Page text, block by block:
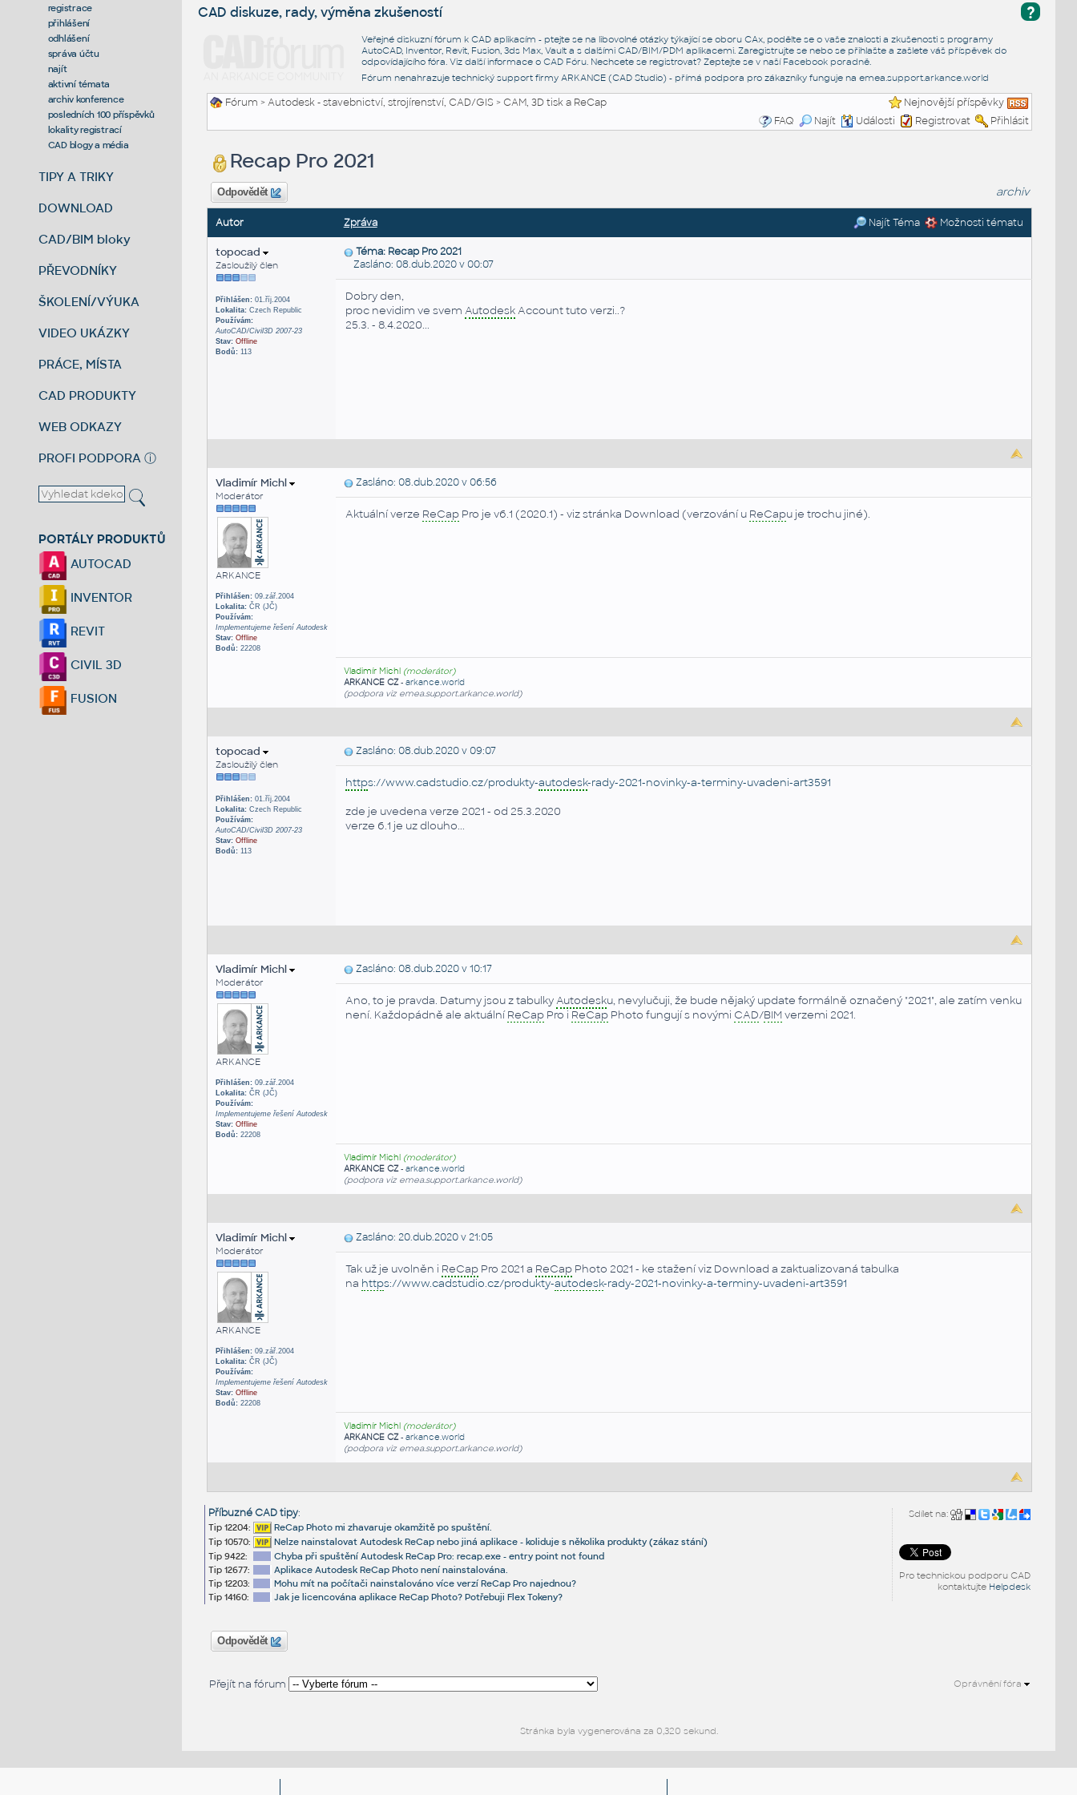
registrace
přihlášení
odhlášení
správa účtu
najít
aktivní témata
archiv konference
posledních 100 příspěvků
lokality registrací
CAD blogy a média
TIPY A TRIKY
DOWNLOAD
CAD/BIM bloky
PŘEVODNÍKY
ŠKOLENÍ/VÝUKA
VIDEO UKÁZKY
PRÁCE, MÍSTA
CAD PRODUKTY
WEB ODKAZY
PROFI PODPORA ⓘ
PORTÁLY PRODUKTŮ
AUTOCAD
INVENTOR
REVIT
CIVIL 3D
FUSION
?
CAD diskuze, rady, výměna zkušeností
Veřejné diskuzní fórum k CAD aplikacím - ptejte se na libovolné otázky týkající se oboru CAx, podělte se o vaše znalosti a zkušenosti s programy
AutoCAD, Inventor, Revit, Fusion, 3ds Max, Vault a s dalšími CAD/BIM/PDM aplikacemi. Zaregistrujte se nebo se přihlašte a zašlete váš příspěvek do
odpovídajícího fóra. Viz další informace o CAD Fóru. Nechcete se registrovat? Zeptejte se v naší Facebook poradně.
Fórum nenahrazuje technický support firmy ARKANCE (CAD Studio) - přímá podpora pro zákazníky funguje na emea.support.arkance.world
Fórum >Autodesk - stavebnictví, strojírenství, CAD/GIS> CAM, 3D tisk a ReCap
Nejnovější příspěvky
FAQ
Najít Události Registrovat Přihlásit
Recap Pro 2021
Odpovědět archiv
Autor Zpráva Najít Téma Možnosti tématu
topocad
Zasloužilý člen
Přihlášen:01.říj.2004
Lokalita:Czech Republic
Používám:
AutoCAD/Civil3D 2007-23
Stav: Offline
Bodů:113
Téma: Recap Pro 2021
Zasláno: 08.dub.2020 v 00:07
Dobry den,
proc nevidim ve svem AutodeskAccount tuto verzi..?
25.3. - 8.4.2020...
Vladimír Michl
Moderátor
ARKANCE
Přihlášen:09.zář.2004
Lokalita:ČR (JČ)
Používám:
Implementujeme řešení Autodesk
Stav: Offline
Bodů:22208
Zasláno: 08.dub.2020 v 06:56
Aktuální verze ReCapPro je v6.1 (2020.1) - viz stránka Download (verzování u ReCapu je trochu jiné).
Vladimír Michl (moderátor)
ARKANCE CZ- arkance.world
(podpora viz emea.support.arkance.world)
topocad
Zasloužilý člen
Přihlášen:01.říj.2004
Lokalita:Czech Republic
Používám:
AutoCAD/Civil3D 2007-23
Stav: Offline
Bodů:113
Zasláno: 08.dub.2020 v 09:07
https://www.cadstudio.cz/produkty-autodesk-rady-2021-novinky-a-terminy-uvadeni-art3591
zde je uvedena verze 2021 - od 25.3.2020
verze 6.1 je uz dlouho...
Vladimír Michl
Moderátor
ARKANCE
Přihlášen:09.zář.2004
Lokalita:ČR (JČ)
Používám:
Implementujeme řešení Autodesk
Stav: Offline
Bodů:22208
Zasláno: 08.dub.2020 v 10:17
Ano, to je pravda. Datumy jsou z tabulkyAutodesku, nevylučuji, že bude nějaký update formálně označený "2021", ale zatím venku
není. Každopádně ale aktuálníReCapPro i ReCapPhoto fungují s novými CAD/BIMverzemi 2021.
Vladimír Michl (moderátor)
ARKANCE CZ- arkance.world
(podpora viz emea.support.arkance.world)
Vladimír Michl
Moderátor
ARKANCE
Přihlášen:09.zář.2004
Lokalita:ČR (JČ)
Používám:
Implementujeme řešení Autodesk
Stav: Offline
Bodů:22208
Zasláno: 20.dub.2020 v 21:05
Tak už je uvolněn i ReCapPro 2021 a ReCapPhoto 2021 - ke stažení viz Download a zaktualizovaná tabulka
na https://www.cadstudio.cz/produkty-autodesk-rady-2021-novinky-a-terminy-uvadeni-art3591
Vladimír Michl (moderátor)
ARKANCE CZ- arkance.world
(podpora viz emea.support.arkance.world)
Sdílet na:
Pro technickou podporu CAD
kontaktujte Helpdesk
Příbuzné CAD tipy:
Tip 12204:
ReCap Photo mi zhavaruje okamžitě po spuštění.
Tip 10570:
Nelze nainstalovat Autodesk ReCap nebo jiná aplikace - koliduje s několika produkty (zákaz stání)
Tip 9422:
Chyba při spuštění Autodesk ReCap Pro: recap.exe - entry point not found
Tip 12677:
Aplikace Autodesk ReCap Photo není nainstalována.
Tip 12203:
Mohu mít na počítači nainstalováno více verzí ReCap Pro najednou?
Tip 14160:
Jak je licencována aplikace ReCap Photo? Potřebuji Flex Tokeny?
Odpovědět
Přejít na fórum Oprávnění fóra
Stránka byla vygenerována za 0,320 sekund.